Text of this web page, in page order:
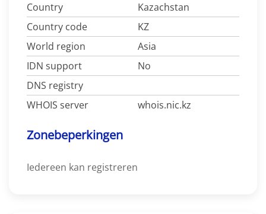
Country
Kazachstan
Country code
KZ
World region
Asia
IDN support
No
DNS registry
WHOIS server
whois.nic.kz
Zonebeperkingen
Iedereen kan registreren